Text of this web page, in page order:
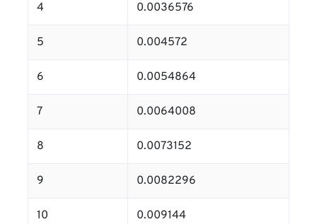
4 0.0036576
5 0.004572
6 0.0054864
7 0.0064008
8 0.0073152
9 0.0082296
10 0.009144